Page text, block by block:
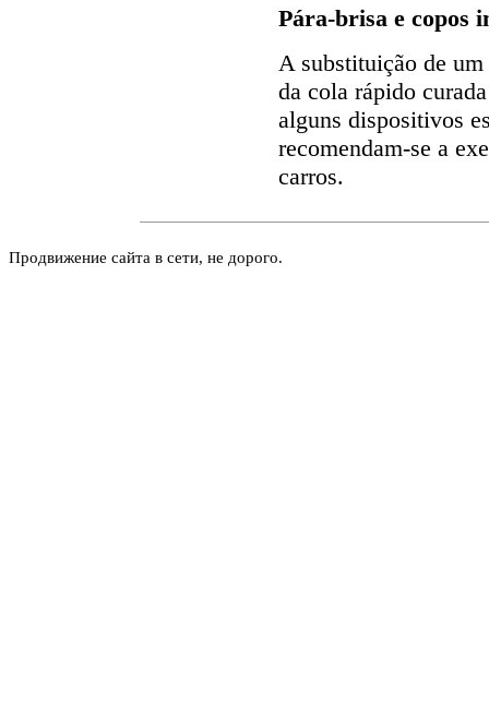
Pára-brisa e copos
A substituição de
da cola rápido
alguns dispositivos
recomendam-se a
carros.
Продвижение сайта в сети, не дорого.